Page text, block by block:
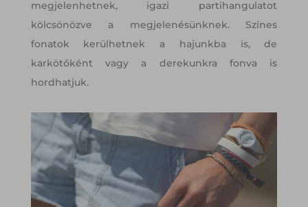
megjelenhetnek, igazi partihangulatot
kölcsönözve a megjelenésünknek. Színes
fonatok kerülhetnek a hajunkba is, de
karkötőként vagy a derekunkra fonva is
hordhatjuk.